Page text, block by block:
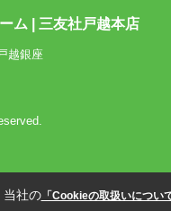
ム | 三友社戸越本店
越銀座
当社の「Cookieの取扱いについ